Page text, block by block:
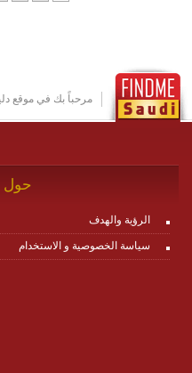
مرحباً بك في موقع
حول
الرؤية والهدف
سياسة الخصوصية و الاستخدام